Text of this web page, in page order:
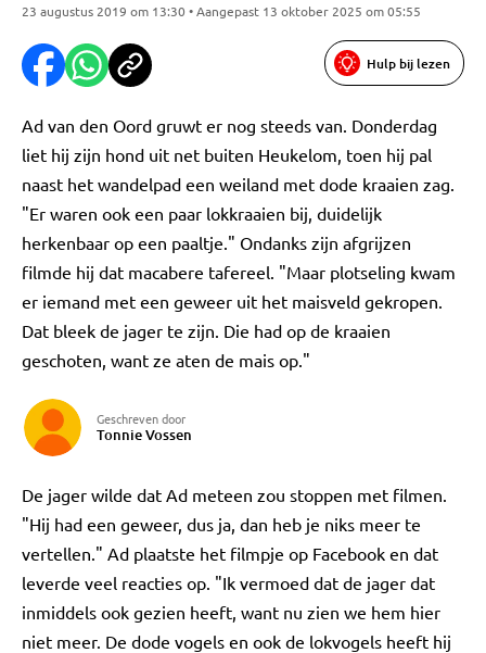
23 augustus 2019 om 13:30 • Aangepast 13 oktober 2025 om 05:55
Hulp bij lezen
Ad van den Oord gruwt er nog steeds van. Donderdag
liet hij zijn hond uit net buiten Heukelom, toen hij pal
naast het wandelpad een weiland met dode kraaien zag.
"Er waren ook een paar lokkraaien bij, duidelijk
herkenbaar op een paaltje." Ondanks zijn afgrijzen
filmde hij dat macabere tafereel. "Maar plotseling kwam
er iemand met een geweer uit het maisveld gekropen.
Dat bleek de jager te zijn. Die had op de kraaien
geschoten, want ze aten de mais op."
Geschreven door
Tonnie Vossen
De jager wilde dat Ad meteen zou stoppen met filmen.
"Hij had een geweer, dus ja, dan heb je niks meer te
vertellen." Ad plaatste het filmpje op Facebook en dat
leverde veel reacties op. "Ik vermoed dat de jager dat
inmiddels ook gezien heeft, want nu zien we hem hier
niet meer. De dode vogels en ook de lokvogels heeft hij